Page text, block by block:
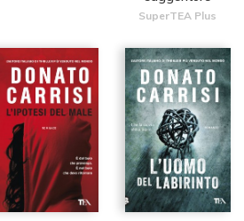
SuperTEA Plus